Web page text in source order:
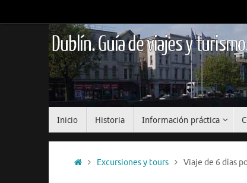
al
Dublín. Guía de viajes y
Inicio Historia Información práctica
InicioExcursiones y tours Viaje de 6 días